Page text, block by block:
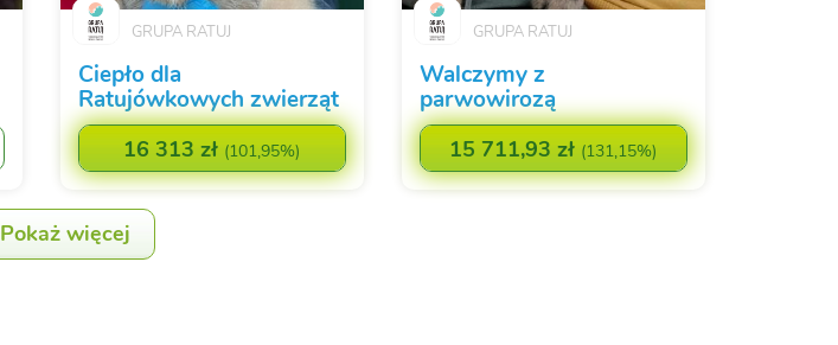
GRUPA RATUJ
Ciepło dla
Ratujówkowych zwierząt
16 313 zł (101,95%)
GRUPA RATUJ
Walczymy z
parwowirozą
15 711,93 zł (131,15%)
Pokaż więcej